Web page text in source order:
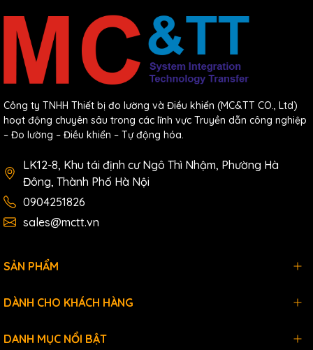
Công ty TNHH Thiết bị đo lường và Điều khiển (MC&TT CO., Ltd)
hoạt động chuyên sâu trong các lĩnh vực Truyền dẫn công nghiệp
– Đo lường – Điều khiển – Tự động hóa.
LK12-8, Khu tái định cư Ngô Thì Nhậm, Phường Hà
Đông, Thành Phố Hà Nội
0904251826
sales@mctt.vn
SẢN PHẨM
DÀNH CHO KHÁCH HÀNG
DANH MỤC NỔI BẬT